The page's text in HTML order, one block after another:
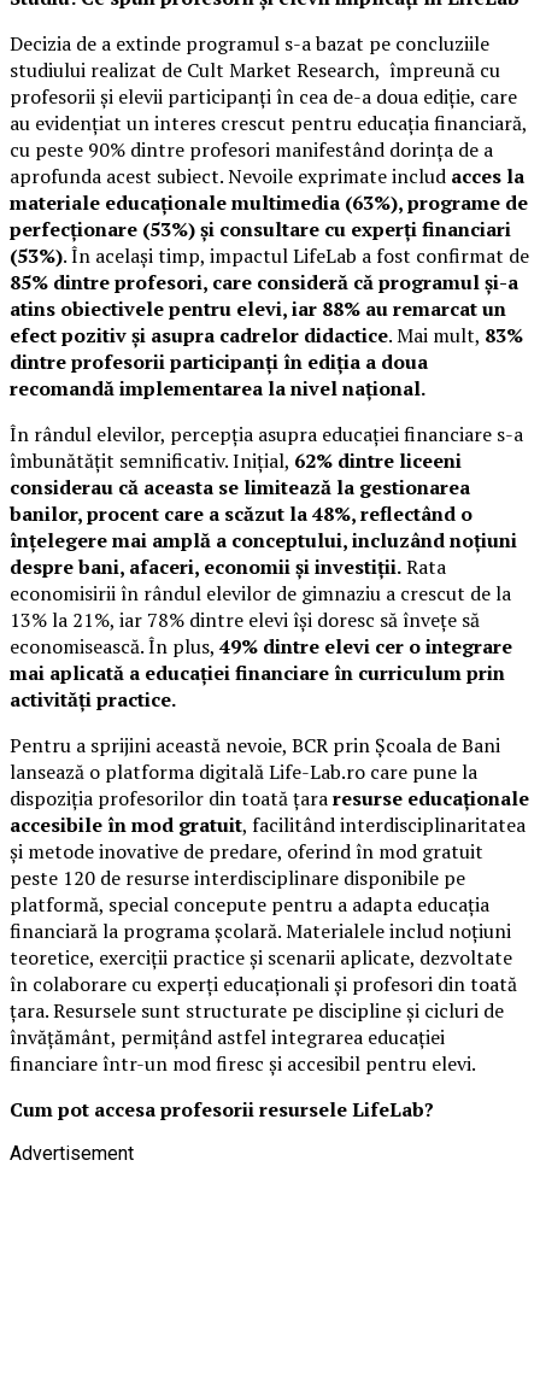
Decizia de a extinde programul s-a bazat pe concluziile
studiului realizat de Cult Market Research, împreună cu
profesorii și elevii participanți în cea de-a doua ediție, care
au evidențiat un interes crescut pentru educația financiară,
cu peste 90% dintre profesori manifestând dorința de a
aprofunda acest subiect. Nevoile exprimate includ acces la
materiale educaționale multimedia (63%), programe de
perfecționare (53%) și consultare cu experți financiari
(53%). În același timp, impactul LifeLab a fost confirmat de
85% dintre profesori, care consideră că programul și-a
atins obiectivele pentru elevi, iar 88% au remarcat un
efect pozitiv și asupra cadrelor didactice. Mai mult, 83%
dintre profesorii participanți în ediția a doua
recomandă implementarea la nivel național.
În rândul elevilor, percepția asupra educației financiare s-a
îmbunătățit semnificativ. Inițial, 62% dintre liceeni
considerau că aceasta se limitează la gestionarea
banilor, procent care a scăzut la 48%, reflectând o
înțelegere mai amplă a conceptului, incluzând noțiuni
despre bani, afaceri, economii și investiții.Rata
economisirii în rândul elevilor de gimnaziu a crescut de la
13% la 21%, iar 78% dintre elevi își doresc să învețe să
economisească. În plus, 49% dintre elevi cer o integrare
mai aplicată a educației financiare în curriculum prin
activități practice.
Pentru a sprijini această nevoie, BCR prin Școala de Bani
lansează o platforma digitală Life-Lab.ro care pune la
dispoziția profesorilor din toată țararesurse educaționale
accesibile în mod gratuit, facilitând interdisciplinaritatea
și metode inovative de predare, oferind în mod gratuit
peste 120 de resurse interdisciplinare disponibile pe
platformă, special concepute pentru a adapta educația
financiară la programa școlară. Materialele includ noțiuni
teoretice, exerciții practice și scenarii aplicate, dezvoltate
în colaborare cu experți educaționali și profesori din toată
țara. Resursele sunt structurate pe discipline și cicluri de
învățământ, permițând astfel integrarea educației
financiare într-un mod firesc și accesibil pentru elevi.
Cum pot accesa profesorii resursele LifeLab?
Advertisement